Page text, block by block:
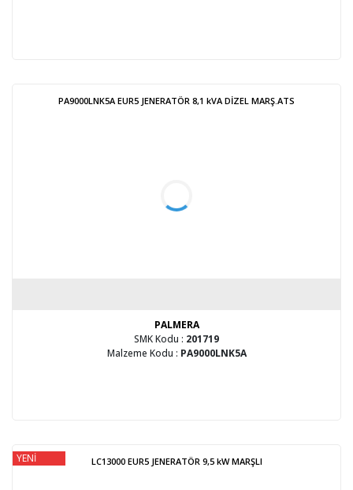
PA9000LNK5A EUR5 JENERATÖR 8,1 kVA DİZEL MARŞ.ATS
PALMERA
SMK Kodu : 201719
Malzeme Kodu : PA9000LNK5A
YENİ LC13000 EUR5 JENERATÖR 9,5 kW MARŞLI